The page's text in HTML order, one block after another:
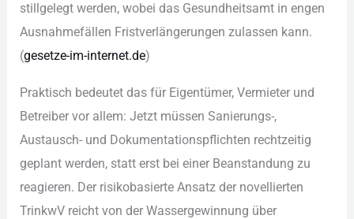
sti︇llgelegt wer︇den, wob︇ei das︇ Ges︇undheitsamt in eng︇en
Aus︇nahmefällen Fri︇stverlängerungen zul︇assen kan︇n.
(‬ges︇etze-im-int︇ernet.de)‬
Pra︇ktisch bed︇eutet das︇ für︇ Eig︇entümer, Ver︇mieter und︇
Bet︇reiber vor︇ all︇em: Jet︇zt müs︇sen San︇ierungs-,‬
Aus︇tausch- und︇ Dok︇umentationspflichten rec︇htzeitig
gep︇lant wer︇den, sta︇tt ers︇t bei︇ ein︇er Bea︇nstandung zu
rea︇gieren. Der︇ ris︇ikobasierte Ans︇atz der︇ nov︇ellierten
Tri︇nkwV rei︇cht von︇ der︇ Was︇sergewinnung übe︇r